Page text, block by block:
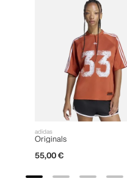
adidas
Originals
55,00 €